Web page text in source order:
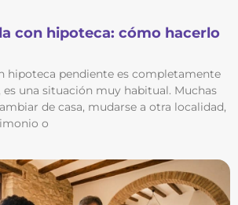
con hipoteca: cómo hacerlo
hipoteca pendiente es completamente
es una situación muy habitual. Muchas
de casa, mudarse a otra localidad,
o